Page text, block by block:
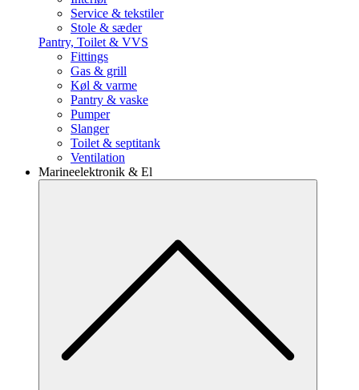
Service & tekstiler
Stole & sæder
Pantry, Toilet & VVS
Fittings
Gas & grill
Køl & varme
Pantry & vaske
Pumper
Slanger
Toilet & septitank
Ventilation
Marineelektronik & El